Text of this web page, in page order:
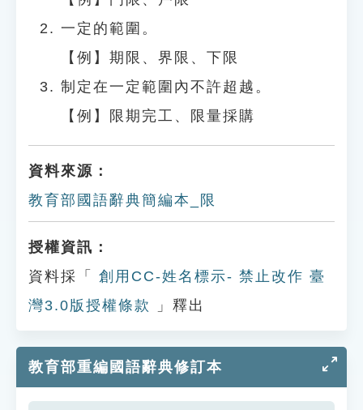
一定的範圍。
【例】期限、界限、下限
制定在一定範圍內不許超越。
【例】限期完工、限量採購
資料來源：
教育部國語辭典簡編本_限
授權資訊：
資料採「
創用CC-姓名標示- 禁止改作 臺
灣3.0版授權條款
」釋出
教育部重編國語辭典修訂本